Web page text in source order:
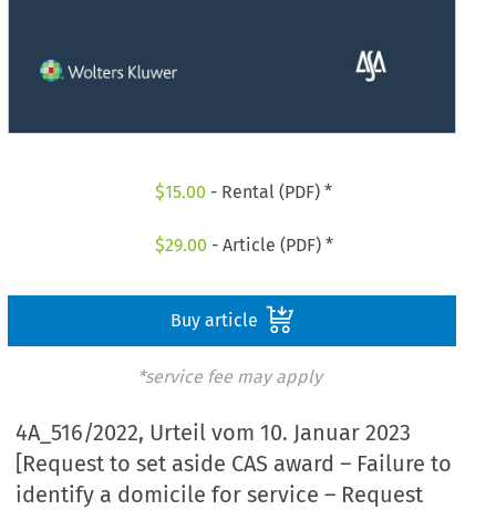
$15.00 - Rental (PDF) *
$29.00 - Article (PDF) *
Buy article
*service fee may apply
4A_516/2022, Urteil vom 10. Januar 2023
[Request to set aside CAS award – Failure to
identify a domicile for service – Request